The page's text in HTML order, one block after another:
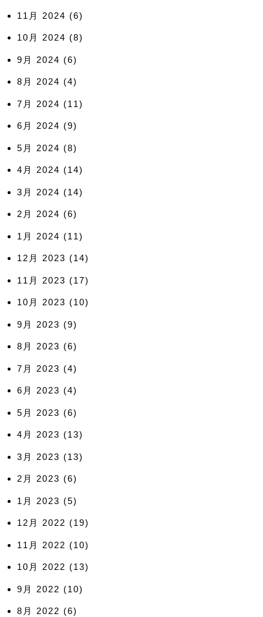
11月 2024 (6)
10月 2024 (8)
9月 2024 (6)
8月 2024 (4)
7月 2024 (11)
6月 2024 (9)
5月 2024 (8)
4月 2024 (14)
3月 2024 (14)
2月 2024 (6)
1月 2024 (11)
12月 2023 (14)
11月 2023 (17)
10月 2023 (10)
9月 2023 (9)
8月 2023 (6)
7月 2023 (4)
6月 2023 (4)
5月 2023 (6)
4月 2023 (13)
3月 2023 (13)
2月 2023 (6)
1月 2023 (5)
12月 2022 (19)
11月 2022 (10)
10月 2022 (13)
9月 2022 (10)
8月 2022 (6)